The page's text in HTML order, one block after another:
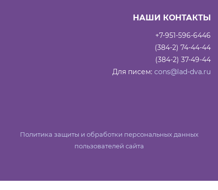
НАШИ КОНТАКТЫ
+7-951-596-6446
(384-2) 74-44-44
(384-2) 37-49-44
Для писем: cons@lad-dva.ru
Политика защиты и обработки персональных данных
пользователей сайта